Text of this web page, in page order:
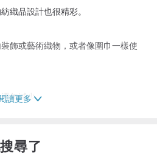
織品設計也很精彩。
飾或藝術織物，或者像圍巾一樣使
年減少。
讀更多
尋了